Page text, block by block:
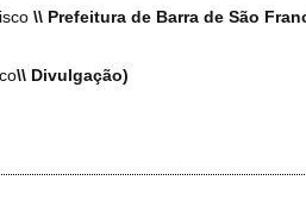
\\ Prefeitura de Barra de São
\\ Divulgação)